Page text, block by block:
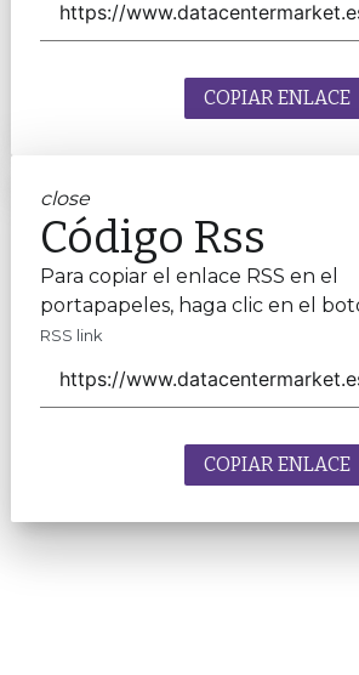
COPIAR ENLACE
close
Código Rss
Para copiar el enlace RSS en el
portapapeles, haga clic en el
RSS link
COPIAR ENLACE